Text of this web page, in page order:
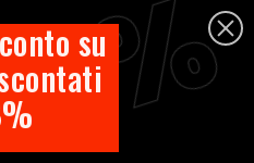
Italiano
Carrello
%
su